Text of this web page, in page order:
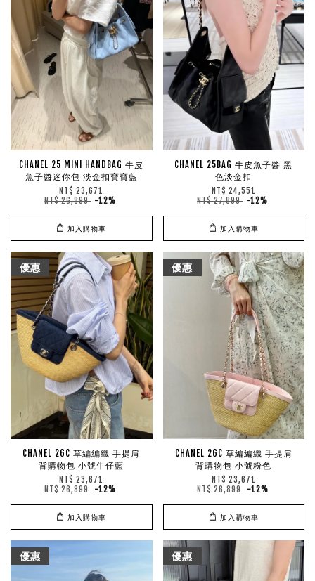
CHANEL 25 MINI HANDBAG 牛皮
魚子醬迷你包 淡金扣寶寶藍
NT$ 23,671
NT$ 26,899 -12%
加入購物車
CHANEL 25BAG 牛皮魚子醬 黑
色淡金扣
NT$ 24,551
NT$ 27,899 -12%
加入購物車
優惠
CHANEL 26C 草編編織 手提肩
背購物包 小號牛仔藍
NT$ 23,671
NT$ 26,899 -12%
加入購物車
優惠
CHANEL 26C 草編編織 手提肩
背購物包 小號粉色
NT$ 23,671
NT$ 26,899 -12%
加入購物車
優惠 優惠